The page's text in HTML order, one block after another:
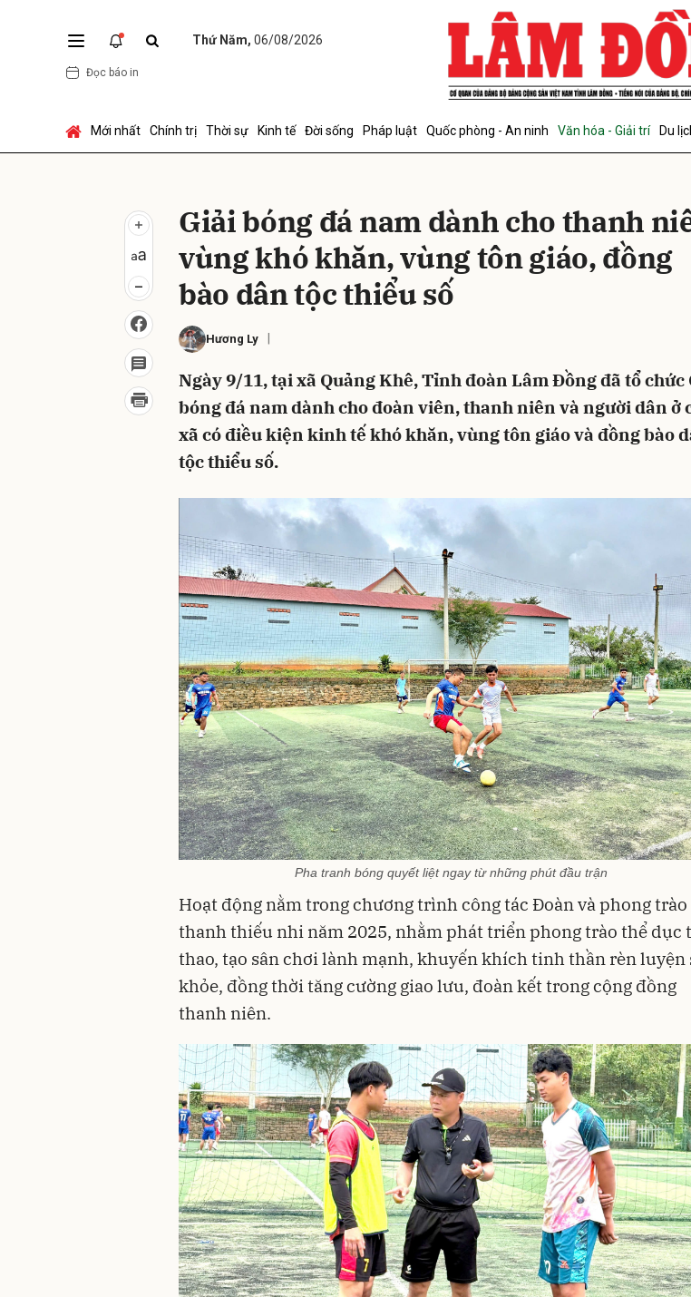
Thứ Năm, 06/08/2026
Đọc báo in
Mới nhất Chính trị Thời sự Kinh tế Đời sống Pháp luật Quốc phòng - An ninh Văn hóa - Giải trí Du
Giải bóng đá nam dành cho thanh
vùng khó khăn, vùng tôn giáo, đồng
bào dân tộc thiểu số
Hương Ly
Ngày 9/11, tại xã Quảng Khê, Tỉnh đoàn Lâm Đồng đã tổ chức
bóng đá nam dành cho đoàn viên, thanh niên và người dân ở
xã có điều kiện kinh tế khó khăn, vùng tôn giáo và đồng bào
tộc thiểu số.
Pha tranh bóng quyết liệt ngay từ những phút đầu trận
Hoạt động nằm trong chương trình công tác Đoàn và phong trào
thanh thiếu nhi năm 2025, nhằm phát triển phong trào thể dục
thao, tạo sân chơi lành mạnh, khuyến khích tinh thần rèn luyện
khỏe, đồng thời tăng cường giao lưu, đoàn kết trong cộng đồng
thanh niên.
Gửi bình luận